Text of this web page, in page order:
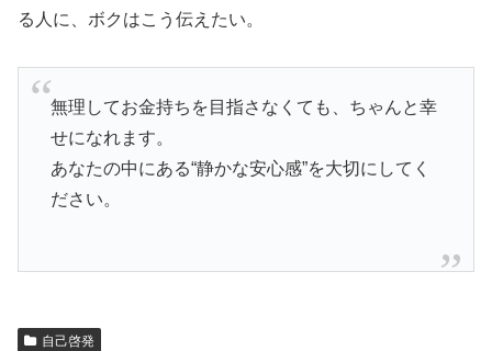
る人に、ボクはこう伝えたい。
無理してお金持ちを目指さなくても、ちゃんと幸
せになれます。
あなたの中にある“静かな安心感”を大切にしてく
ださい。
自己啓発